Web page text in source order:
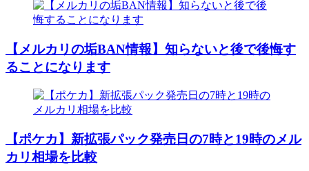
【メルカリの垢BAN情報】知らないと後で後悔す
ることになります
【ポケカ】新拡張パック発売日の7時と19時のメル
カリ相場を比較